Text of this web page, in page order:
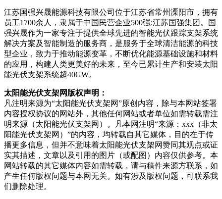
江苏国强兴晟能源科技有限公司位于江苏省常州溧阳市，拥有
员工1700余人，隶属于中国民营企业500强:江苏国强集团。国
强兴晟作为一家专注于提供全球先进的智能光伏跟踪支架系统
解决方案及智能制造的服务商，是服务于全球清洁能源的科技
型企业，致力于推动能源变革，不断优化能源基础设施和材料
的应用，构建人类更美好的未来，至今已累计生产和安装太阳
能光伏支架系统超40GW。
太阳能光伏支架网版权声明：
凡注明来源为“太阳能光伏支架网”原创内容，除与本网站签署
内容授权协议的网站外，其他任何网站或者单位如需转载需注
明来源（太阳能光伏支架网）。凡本网注明“来源：xxx（非太
阳能光伏支架网）”的内容，均转载自其它媒体，目的在于传
播更多信息，但并不意味着太阳能光伏支架网赞同其观点或证
实其描述，文章以及引用的图片（或配图）内容仅供参考。本
网站转载的其它媒体内容如需转载，请与稿件来源方联系，如
产生任何版权问题与本网无关。如有涉及版权问题，可联系我
们删除处理。